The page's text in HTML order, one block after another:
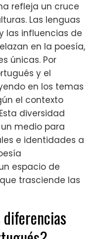
refleja un cruce
Las lenguas
las influencias de
en la poesía,
únicas. Por
y el
en los temas
el contexto
diversidad
medio para
e identidades a
espacio de
trasciende las